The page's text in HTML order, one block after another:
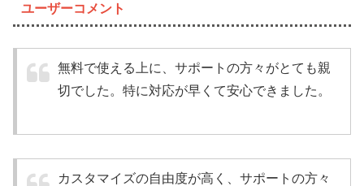
ユーザーコメント
無料で使える上に、サポートの方々がとても親
切でした。特に対応が早くて安心できました。
カスタマイズの自由度が高く、サポートの方々